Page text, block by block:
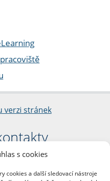
s cookies
cookies a další sledovací nástroje
verzi stránek
fakulta
1/2